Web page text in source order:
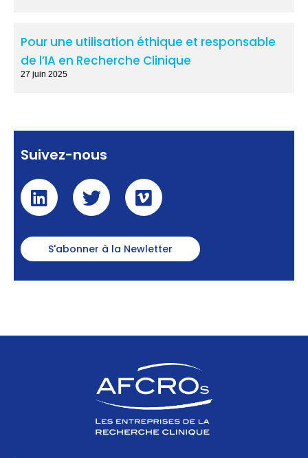
Pour une utilisation éthique et responsable
de l’IA en Recherche Clinique
27 juin 2025
Suivez-nous
S'abonner à la Newletter